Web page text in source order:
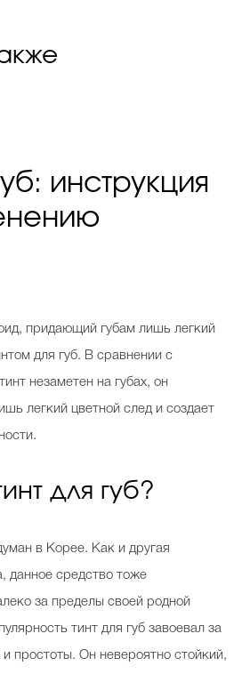
инструкция
придающий губам лишь легкий
для губ. В сравнении с
незаметен на губах, он
легкий цветной след и создает
для губ?
в Корее. Как и другая
данное средство тоже
за пределы своей родной
тинт для губ завоевал за
и простоты. Он невероятно стойкий,